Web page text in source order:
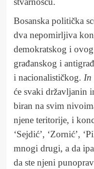
Bosanska politička
dva nepomirljiva
demokratskog i
građanskog i
i nacionalističkog. In
će svaki državljanin
biran na svim
njene teritorije, i
‘Sejdić’, ‘Zornić’,
mnogi drugi, a da
da ste njeni